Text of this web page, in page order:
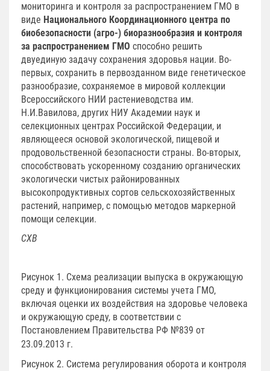
мониторинга и контроля за распространением ГМО в
виде Национального Координационного центра по
биобезопасности (агро-) биоразнообразия и контроля
за распространением ГМО способно решить
двуединую задачу сохранения здоровья нации. Во-
первых, сохранить в первозданном виде генетическое
разнообразие, сохраняемое в мировой коллекции
Всероссийского НИИ растениеводства им.
Н.И.Вавилова, других НИУ Академии наук и
селекционных центрах Российской Федерации, и
являющееся основой экологической, пищевой и
продовольственной безопасности страны. Во-вторых,
способствовать ускоренному созданию органических
экологически чистых районированных
высокопродуктивных сортов сельскохозяйственных
растений, например, с помощью методов маркерной
помощи селекции.
СХВ
Рисунок 1. Схема реализации выпуска в окружающую
среду и функционирования системы учета ГМО,
включая оценки их воздействия на здоровье человека
и окружающую среду, в соответствии с
Постановлением Правительства РФ №839 от
23.09.2013 г.
Рисунок 2. Система регулирования оборота и контроля